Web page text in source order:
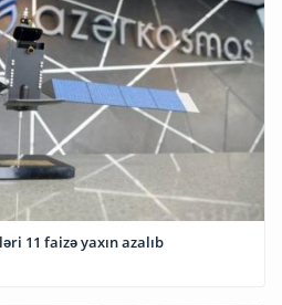
11 faizə yaxın azalıb